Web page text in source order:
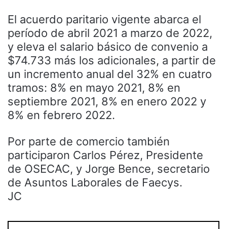
El acuerdo paritario vigente abarca el
período de abril 2021 a marzo de 2022,
y eleva el salario básico de convenio a
$74.733 más los adicionales, a partir de
un incremento anual del 32% en cuatro
tramos: 8% en mayo 2021, 8% en
septiembre 2021, 8% en enero 2022 y
8% en febrero 2022.
Por parte de comercio también
participaron Carlos Pérez, Presidente
de OSECAC, y Jorge Bence, secretario
de Asuntos Laborales de Faecys.
JC